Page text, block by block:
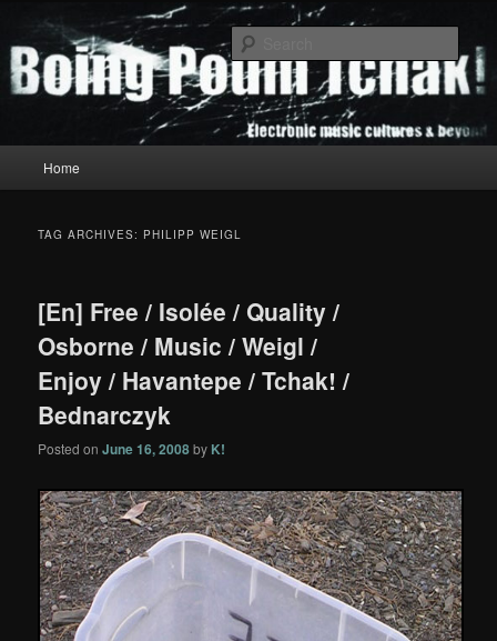
primary
content
secondary
contentBoing Poum Tchak!
Home
TAG ARCHIVES: PHILIPP WEIGL
[En] Free / Isolée / Quality /
Osborne / Music / Weigl /
Enjoy / Havantepe / Tchak! /
Bednarczyk
Posted onJune 16, 2008by K!